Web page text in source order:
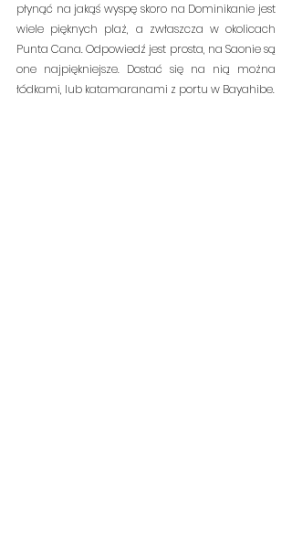
płynąć na jakąś wyspę skoro na Dominikanie jest
wiele pięknych plaż, a zwłaszcza w okolicach
Punta Cana. Odpowiedź jest prosta, na Saonie są
one najpiękniejsze. Dostać się na nią można
łódkami, lub katamaranami z portu w Bayahibe.